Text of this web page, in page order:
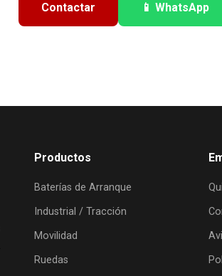
Contactar 📱 WhatsApp
Productos
Baterías de Arranque
Industrial / Tracción
Movilidad
Ruedas